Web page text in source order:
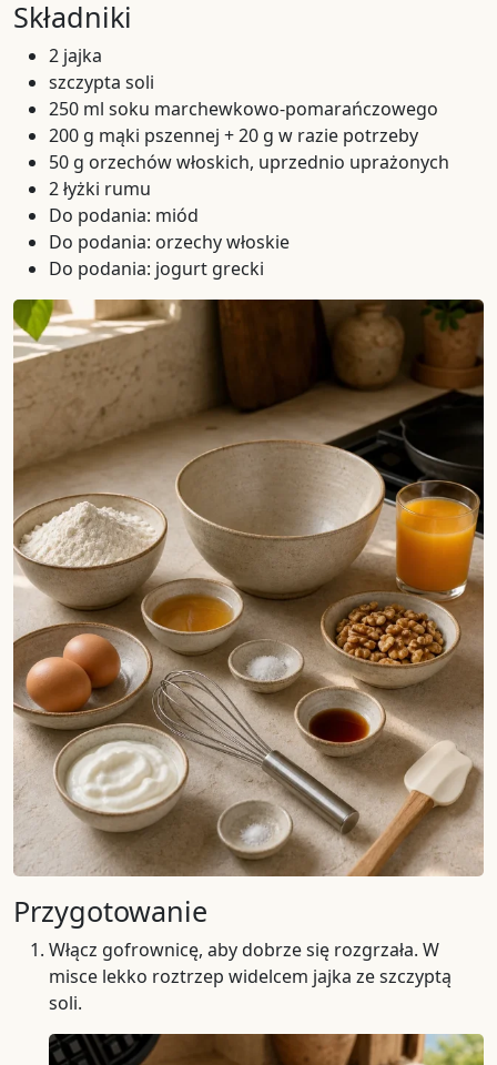
Składniki
2 jajka
szczypta soli
250 ml soku marchewkowo-pomarańczowego
200 g mąki pszennej + 20 g w razie potrzeby
50 g orzechów włoskich, uprzednio uprażonych
2 łyżki rumu
Do podania: miód
Do podania: orzechy włoskie
Do podania: jogurt grecki
Przygotowanie
Włącz gofrownicę, aby dobrze się rozgrzała. W
misce lekko roztrzep widelcem jajka ze szczyptą
soli.